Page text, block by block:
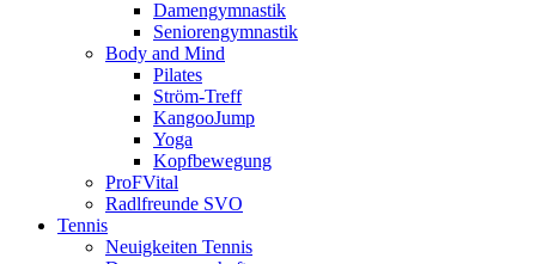
Damengymnastik
Seniorengymnastik
Body and Mind
Pilates
Ström-Treff
KangooJump
Yoga
Kopfbewegung
ProFVital
Radlfreunde SVO
Tennis
Neuigkeiten Tennis